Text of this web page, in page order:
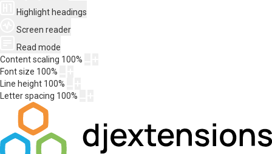
Highlight headings
Screen reader
Read mode
Content scaling 100%
Font size 100%
Line height 100%
Letter spacing 100%